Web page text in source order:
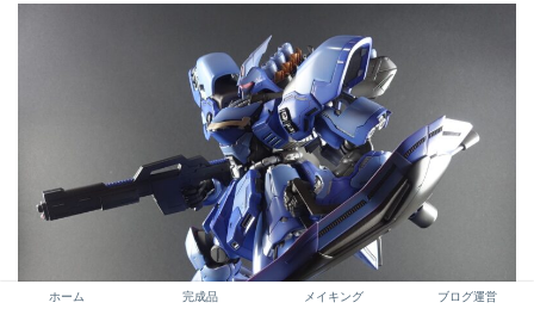
ホーム 完成品 メイキング ブログ運営